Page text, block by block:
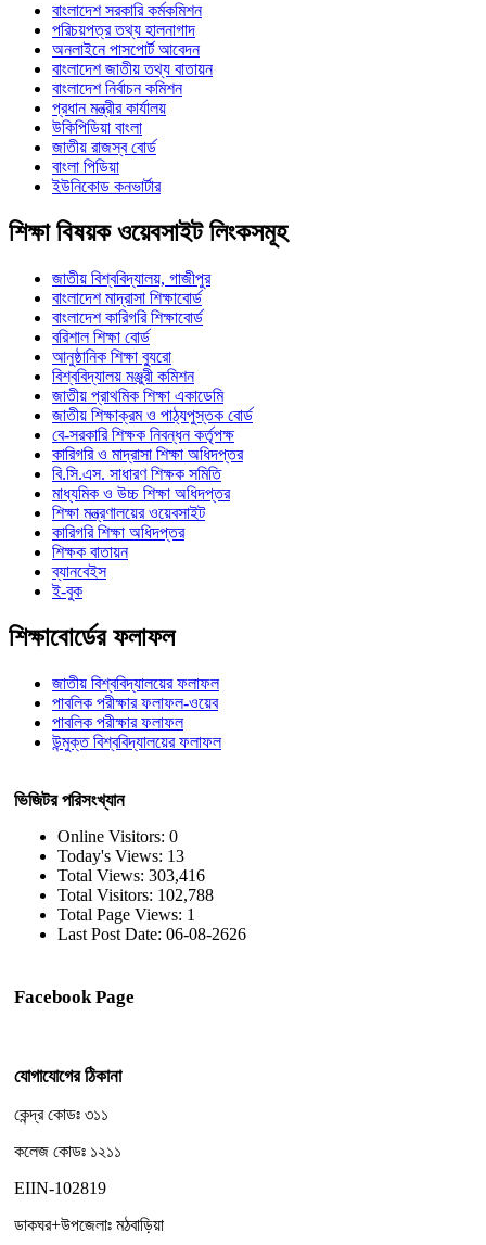
বাংলাদেশ সরকারি কর্মকমিশন
পরিচয়পত্র তথ্য হালনাগাদ
অনলাইনে পাসপোর্ট আবেদন
বাংলাদেশ জাতীয় তথ্য বাতায়ন
বাংলাদেশ নির্বাচন কমিশন
প্রধান মন্ত্রীর কার্যালয়
উকিপিডিয়া বাংলা
জাতীয় রাজস্ব বোর্ড
বাংলা পিডিয়া
ইউনিকোড কনভার্টার
শিক্ষা বিষয়ক ওয়েবসাইট লিংকসমূহ
জাতীয় বিশ্ববিদ্যালয়, গাজীপুর
বাংলাদেশ মাদ্রাসা শিক্ষাবোর্ড
বাংলাদেশ কারিগরি শিক্ষাবোর্ড
বরিশাল শিক্ষা বোর্ড
আনুষ্ঠানিক শিক্ষা ব্যুরো
বিশ্ববিদ্যালয় মঞ্জুরী কমিশন
জাতীয় প্রাথমিক শিক্ষা একাডেমি
জাতীয় শিক্ষাক্রম ও পাঠ্যপুস্তক বোর্ড
বে-সরকারি শিক্ষক নিবন্ধন কর্তৃপক্ষ
কারিগরি ও মাদ্রাসা শিক্ষা অধিদপ্তর
বি.সি.এস. সাধারণ শিক্ষক সমিতি
মাধ্যমিক ও উচ্চ শিক্ষা অধিদপ্তর
শিক্ষা মন্ত্রণালয়ের ওয়েবসাইট
কারিগরি শিক্ষা অধিদপ্তর
শিক্ষক বাতায়ন
ব্যানবেইস
ই-বুক
শিক্ষাবোর্ডের ফলাফল
জাতীয় বিশ্ববিদ্যালয়ের ফলাফল
পাবলিক পরীক্ষার ফলাফল-ওয়েব
পাবলিক পরীক্ষার ফলাফল
উন্মুক্ত বিশ্ববিদ্যালয়ের ফলাফল
ভিজিটর পরিসংখ্যান
Online Visitors: 0
Today's Views: 13
Total Views: 303,416
Total Visitors: 102,788
Total Page Views: 1
Last Post Date: 06-08-2626
Facebook Page
যোগাযোগের ঠিকানা
কেন্দ্র কোডঃ ৩১১
কলেজ কোডঃ ১২১১
EIIN-102819
ডাকঘর+উপজেলাঃ মঠবাড়িয়া